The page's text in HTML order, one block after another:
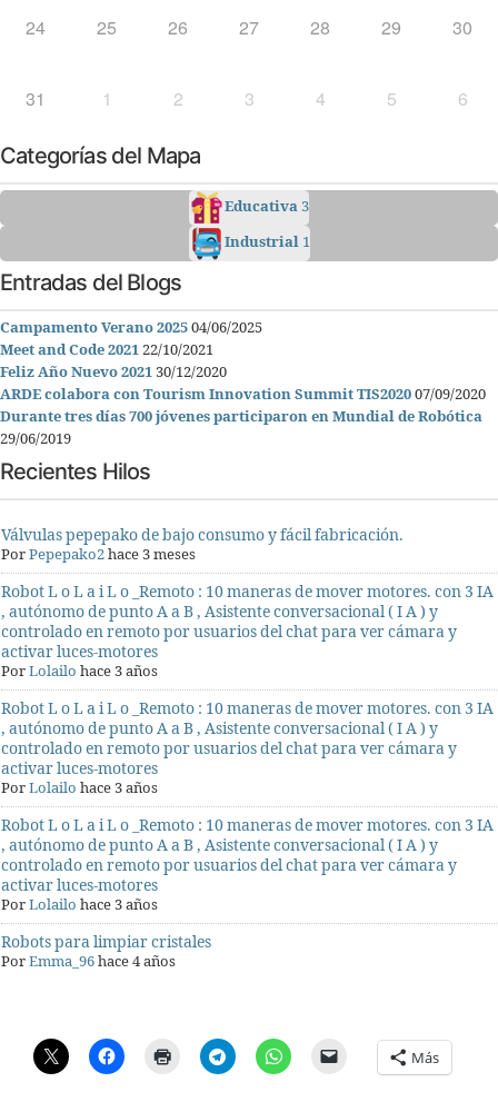
24 25 26 27 28 29 30
31 1 2 3 4 5 6
Categorías del Mapa
Educativa3
Industrial 1
Entradas del Blogs
Campamento Verano 202504/06/2025
Meet and Code 202122/10/2021
Feliz Año Nuevo 202130/12/2020
ARDE colabora con Tourism Innovation Summit TIS202007/09/2020
Durante tres días 700 jóvenes participaron en Mundial de Robótica
29/06/2019
Recientes Hilos
Válvulas pepepako de bajo consumo y fácil fabricación.
PorPepepako2hace 3 meses
Robot L o L a i L o _Remoto : 10 maneras de mover motores. con 3 IA
, autónomo de punto A a B , Asistente conversacional ( I A ) y
controlado en remoto por usuarios del chat para ver cámara y
activar luces-motores
PorLolailo hace 3 años
Robot L o L a i L o _Remoto : 10 maneras de mover motores. con 3 IA
, autónomo de punto A a B , Asistente conversacional ( I A ) y
controlado en remoto por usuarios del chat para ver cámara y
activar luces-motores
PorLolailo hace 3 años
Robot L o L a i L o _Remoto : 10 maneras de mover motores. con 3 IA
, autónomo de punto A a B , Asistente conversacional ( I A ) y
controlado en remoto por usuarios del chat para ver cámara y
activar luces-motores
PorLolailo hace 3 años
Robots para limpiar cristales
PorEmma_96hace 4 años
Más